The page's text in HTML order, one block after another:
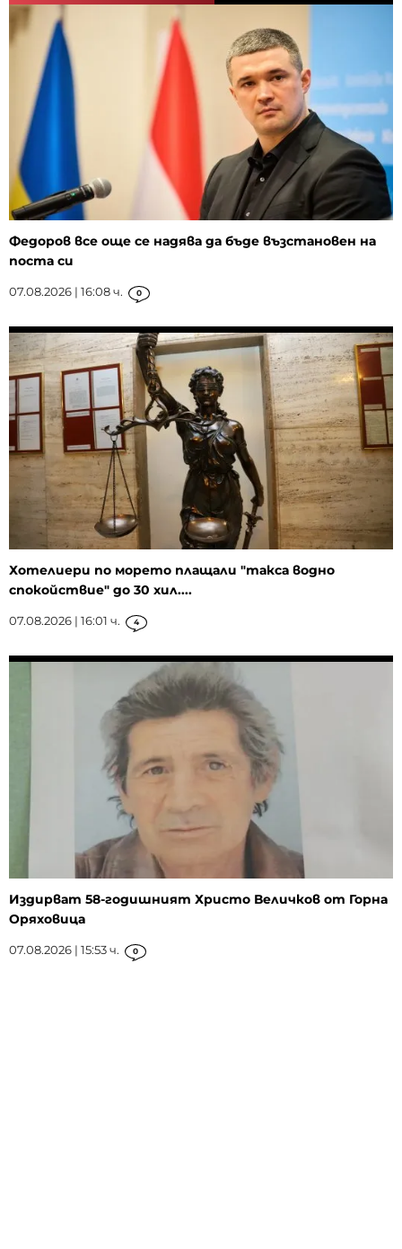
Федоров все още се надява да бъде възстановен на
поста си
07.08.2026 | 16:08 ч. 0
Хотелиери по морето плащали "такса водно
спокойствие" до 30 хил....
07.08.2026 | 16:01 ч. 4
Издирват 58-годишният Христо Величков от Горна
Оряховица
07.08.2026 | 15:53 ч. 0